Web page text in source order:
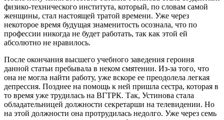
физико-технического института, который, по словам самой
женщины, стал настоящей тратой времени. Уже через
некоторое время будущая знаменитость осознала, что по
профессии никогда не будет работать, так как этой ей
абсолютно не нравилось.
После окончания высшего учебного заведения героиня
данной статьи пребывала в неком смятении. Из-за того, что
она не могла найти работу, уже вскоре ее преодолела легкая
депрессия. Позднее на помощь к ней пришла сестра, которая в
то время уже трудилась на ВГТРК. Так, Устинова стала
обладательницей должности секретарши на телевидении. Но
на этой должности она протрудилась недолго. Уже через семь